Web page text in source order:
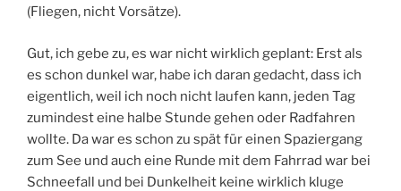
(Fliegen, nicht Vorsätze).
Gut, ich gebe zu, es war nicht wirklich geplant: Erst als
es schon dunkel war, habe ich daran gedacht, dass ich
eigentlich, weil ich noch nicht laufen kann, jeden Tag
zumindest eine halbe Stunde gehen oder Radfahren
wollte. Da war es schon zu spät für einen Spaziergang
zum See und auch eine Runde mit dem Fahrrad war bei
Schneefall und bei Dunkelheit keine wirklich kluge